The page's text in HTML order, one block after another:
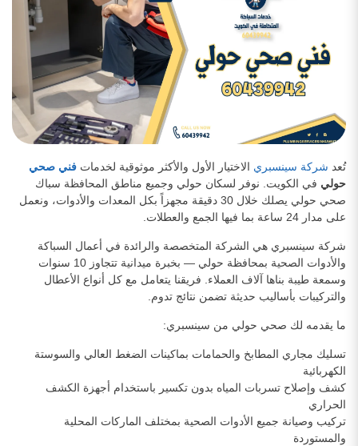
تُعد شركة سينسبري الاختيار الأول والأكثر موثوقية لخدمات فني صحي
حولي في الكويت. نوفر لسكان حولي وجميع مناطق المحافظة سباك
صحي حولي يصلك خلال 30 دقيقة مجهزاً بكل المعدات والأدوات، ونعمل
على مدار 24 ساعة بما فيها الجمع والعطلات.
شركة سينسبري هي الشركة المتخصصة والرائدة في أعمال السباكة
والأدوات الصحية بمحافظة حولي — بخبرة ميدانية تتجاوز 10 سنوات
وسمعة طيبة بناها آلاف العملاء. فريقنا يتعامل مع كل أنواع الأعطال
والتركيبات بأساليب حديثة تضمن نتائج تدوم.
ما يقدمه لك صحي حولي من سينسبري:
تسليك مجاري المطابخ والحمامات بماكينات الضغط العالي والسوستة
الكهربائية
كشف وإصلاح تسربات المياه بدون تكسير باستخدام أجهزة الكشف
الحراري
تركيب وصيانة جميع الأدوات الصحية بمختلف الماركات المحلية
والمستوردة